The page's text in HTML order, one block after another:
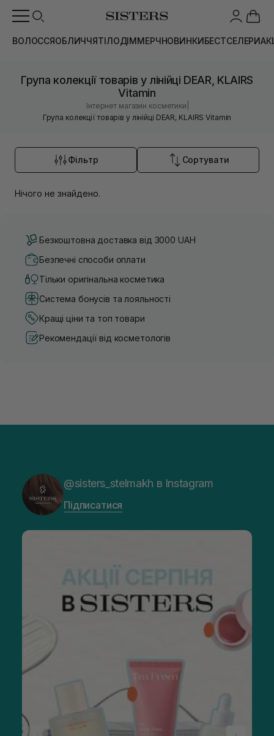
ВОЛОССЯОБЛИЧЧЯТІЛОДІММЕРЧНОВИНКИБЕСТСЕЛЕРИ
Група колекції товарів у лінійці DEAR, KLAIRS
Vitamin
Інтернет магазин косметики
Група колекції товарів у лінійці DEAR, KLAIRS Vitamin
Фільтр Сортувати
Нічого не знайдено.
Безкоштовна доставка від 3000 UAH
Безпечні способи оплати
Тільки оригінальна косметика
Система бонусів та лояльності
Кращі ціни та топ товари
Рекомендації від косметологів
@sisters_stelmakh в Instagram
Підписатися